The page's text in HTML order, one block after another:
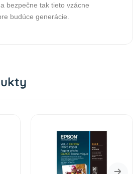
bezpečne tak tieto vzácne
budúce generácie.